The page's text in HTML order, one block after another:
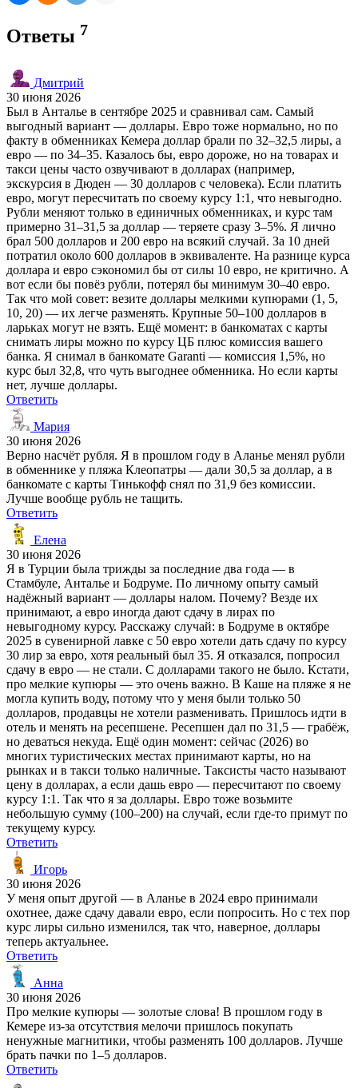
Ответы 7
Дмитрий
30 июня 2026
Был в Анталье в сентябре 2025 и сравнивал сам. Самый
выгодный вариант — доллары. Евро тоже нормально, но по
факту в обменниках Кемера доллар брали по 32–32,5 лиры, а
евро — по 34–35. Казалось бы, евро дороже, но на товарах и
такси цены часто озвучивают в долларах (например,
экскурсия в Дюден — 30 долларов с человека). Если платить
евро, могут пересчитать по своему курсу 1:1, что невыгодно.
Рубли меняют только в единичных обменниках, и курс там
примерно 31–31,5 за доллар — теряете сразу 3–5%. Я лично
брал 500 долларов и 200 евро на всякий случай. За 10 дней
потратил около 600 долларов в эквиваленте. На разнице курса
доллара и евро сэкономил бы от силы 10 евро, не критично. А
вот если бы повёз рубли, потерял бы минимум 30–40 евро.
Так что мой совет: везите доллары мелкими купюрами (1, 5,
10, 20) — их легче разменять. Крупные 50–100 долларов в
ларьках могут не взять. Ещё момент: в банкоматах с карты
снимать лиры можно по курсу ЦБ плюс комиссия вашего
банка. Я снимал в банкомате Garanti — комиссия 1,5%, но
курс был 32,8, что чуть выгоднее обменника. Но если карты
нет, лучше доллары.
Ответить
Мария
30 июня 2026
Верно насчёт рубля. Я в прошлом году в Аланье менял рубли
в обменнике у пляжа Клеопатры — дали 30,5 за доллар, а в
банкомате с карты Тинькофф снял по 31,9 без комиссии.
Лучше вообще рубль не тащить.
Ответить
Елена
30 июня 2026
Я в Турции была трижды за последние два года — в
Стамбуле, Анталье и Бодруме. По личному опыту самый
надёжный вариант — доллары налом. Почему? Везде их
принимают, а евро иногда дают сдачу в лирах по
невыгодному курсу. Расскажу случай: в Бодруме в октябре
2025 в сувенирной лавке с 50 евро хотели дать сдачу по курсу
30 лир за евро, хотя реальный был 35. Я отказался, попросил
сдачу в евро — не стали. С долларами такого не было. Кстати,
про мелкие купюры — это очень важно. В Каше на пляже я не
могла купить воду, потому что у меня были только 50
долларов, продавцы не хотели разменивать. Пришлось идти в
отель и менять на ресепшене. Ресепшен дал по 31,5 — грабёж,
но деваться некуда. Ещё один момент: сейчас (2026) во
многих туристических местах принимают карты, но на
рынках и в такси только наличные. Таксисты часто называют
цену в долларах, а если дашь евро — пересчитают по своему
курсу 1:1. Так что я за доллары. Евро тоже возьмите
небольшую сумму (100–200) на случай, если где-то примут по
текущему курсу.
Ответить
Игорь
30 июня 2026
У меня опыт другой — в Аланье в 2024 евро принимали
охотнее, даже сдачу давали евро, если попросить. Но с тех пор
курс лиры сильно изменился, так что, наверное, доллары
теперь актуальнее.
Ответить
Анна
30 июня 2026
Про мелкие купюры — золотые слова! В прошлом году в
Кемере из-за отсутствия мелочи пришлось покупать
ненужные магнитики, чтобы разменять 100 долларов. Лучше
брать пачки по 1–5 долларов.
Ответить